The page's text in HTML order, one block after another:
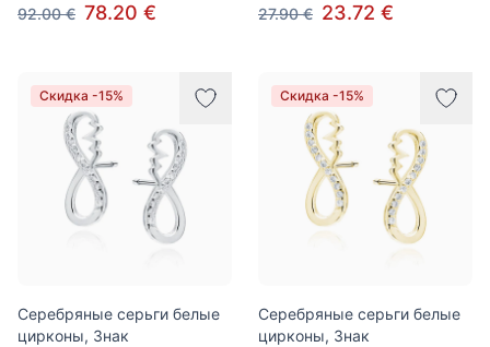
92.00 € 78.20 €
27.90 € 23.72 €
Скидка -15%
Серебряные серьги белые
цирконы, Знак
Скидка -15%
Серебряные серьги белые
цирконы, Знак